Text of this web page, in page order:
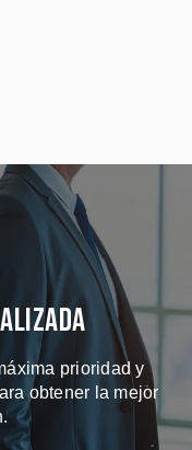
prioridad y
obtener la mejor